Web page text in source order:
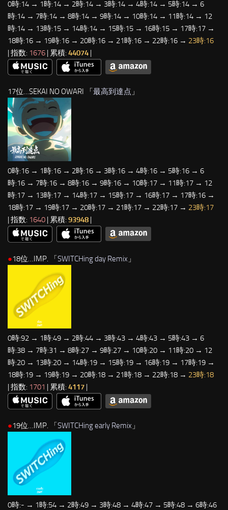
0時:14 → 1時:14 → 2時:14 → 3時:14 → 4時:14 → 5時:14 → 6
時:14 → 7時:14 → 8時:14 → 9時:14 → 10時:14 → 11時:14 → 12
時:14 → 13時:15 → 14時:14 → 15時:15 → 16時:15 → 17時:17 →
18時:16 → 19時:16 → 20時:16 → 21時:16 → 22時:16 → 23時:16
| 指数: 1676 | 累積: 44074 |
17位…SEKAI NO OWARI 「 最高到達点 」
0時:16 → 1時:16 → 2時:16 → 3時:16 → 4時:16 → 5時:16 → 6
時:16 → 7時:16 → 8時:16 → 9時:16 → 10時:17 → 11時:17 → 12
時:17 → 13時:17 → 14時:17 → 15時:17 → 16時:17 → 17時:16 →
18時:17 → 19時:17 → 20時:17 → 21時:17 → 22時:17 → 23時:17
| 指数: 1640 | 累積: 93948
●18位…IMP. 「SWITCHing day Remix 」
0時:92 → 1時:49 → 2時:44 → 3時:43 → 4時:43 → 5時:43 → 6
時:38 → 7時:31 → 8時:27 → 9時:27 → 10時:20 → 11時:20 → 12
時:20 → 13時:20 → 14時:19 → 15時:19 → 16時:19 → 17時:19 →
18時:19 → 19時:19 → 20時:18 → 21時:18 → 22時:18 → 23時:18
| 指数: 1701 | 累積: 4117 |
●19位…IMP. 「SWITCHing early Remix 」
0時:- → 1時:54 → 2時:49 → 3時:48 → 4時:47 → 5時:48 → 6時:46